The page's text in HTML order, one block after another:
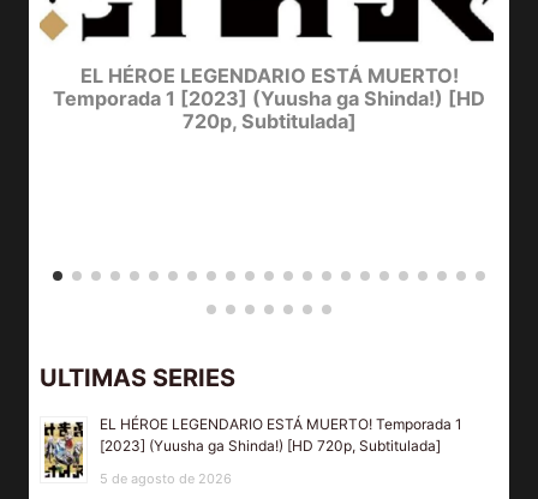
EL HÉROE LEGENDARIO ESTÁ MUERTO!
Temporada 1 [2023] (Yuusha ga Shinda!) [HD
720p, Subtitulada]
ULTIMAS SERIES
EL HÉROE LEGENDARIO ESTÁ MUERTO! Temporada 1
[2023] (Yuusha ga Shinda!) [HD 720p, Subtitulada]
5 de agosto de 2026